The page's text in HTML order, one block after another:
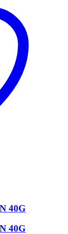
40G
40G